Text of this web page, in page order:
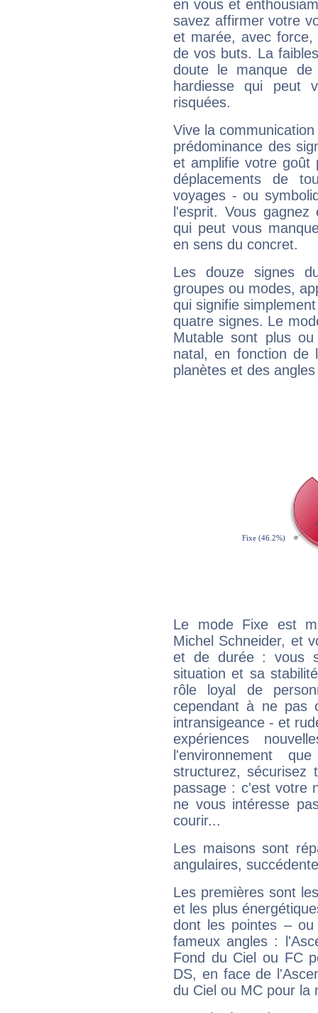
en vous et
savez affirmer votre
et marée, avec
de vos buts. La
doute le manque
hardiesse qui peut
risquées.
Vive la
prédominance des
et amplifie votre goût
déplacements de
voyages - ou
l'esprit. Vous
qui peut vous
en sens du concret.
Les douze signes
groupes ou modes,
qui signifie
quatre signes. Le
Mutable sont plus
natal, en fonction de
planètes et des
Le mode Fixe est
Michel Schneider, et
et de durée : vous
situation et sa
rôle loyal de
cependant à ne pas
intransigeance - et
expériences
l'environnement
structurez, sécurisez
passage : c'est votre
ne vous intéresse
courir...
Les maisons sont
angulaires,
Les premières sont
et les plus
dont les pointes –
fameux angles :
Fond du Ciel ou FC
DS, en face de
du Ciel ou MC pour la